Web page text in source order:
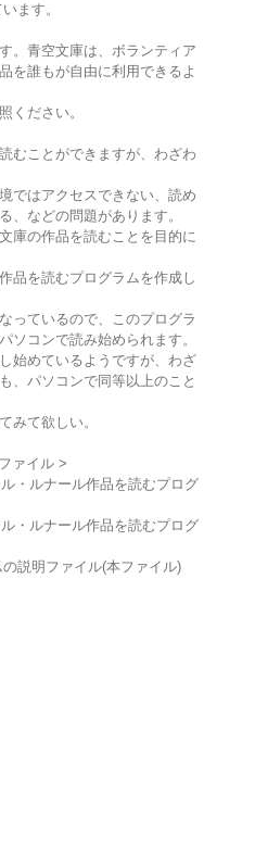
ます。
。青空文庫は、ボランティア
を誰もが自由に利用できるよ
ください。
むことができますが、わざわ
ではアクセスできない、読め
、などの問題があります。
庫の作品を読むことを目的に
品を読むプログラムを作成し
っているので、このプログラ
ソコンで読み始められます。
始めているようですが、わざ
、パソコンで同等以上のこと
みて欲しい。
ァイル >
・ルナール作品を読むプログ
・ルナール作品を読むプログ
説明ファイル(本ファイル)